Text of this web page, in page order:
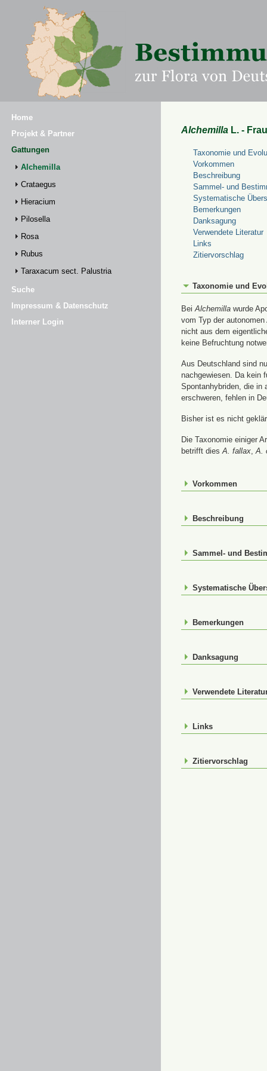
Home
Projekt & Partner
Gattungen
Alchemilla
Crataegus
Hieracium
Pilosella
Rosa
Rubus
Taraxacum sect. Palustria
Suche
Impressum & Datenschutz
Interner Login
Alchemilla L. -
Taxonomie und
Vorkommen
Beschreibung
Sammel- und
Systematische
Bemerkungen
Danksagung
Verwendete Literatur
Links
Zitiervorschlag
Taxonomie und
BeiAlchemilla wurde
vom Typ der
nicht aus dem
keine Befruchtung
Aus Deutschland sind
nachgewiesen. Da kein
Spontanhybriden, die in
erschweren, fehlen in
Bisher ist es nicht
Die Taxonomie einiger
betrifft diesA. fallax,A.
Vorkommen
Beschreibung
Sammel- und
Systematische
Bemerkungen
Danksagung
Verwendete
Links
Zitiervorschlag